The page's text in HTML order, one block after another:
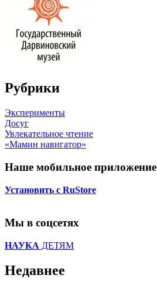
Рубрики
Эксперименты
Досуг
Увлекательное чтение
«Мамин навигатор»
Наше мобильное приложение
Установить с RuStore
Мы в соцсетях
НАУКА ДЕТЯМ
Недавнее